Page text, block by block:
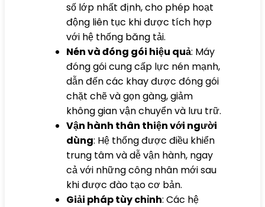
số lớp nhất định, cho phép hoạt
động liên tục khi được tích hợp
với hệ thống băng tải.
Nén và đóng gói hiệu quả: Máy
đóng gói cung cấp lực nén mạnh,
dẫn đến các khay được đóng gói
chặt chẽ và gọn gàng, giảm
không gian vận chuyển và lưu trữ.
Vận hành thân thiện với người
dùng: Hệ thống được điều khiển
trung tâm và dễ vận hành, ngay
cả với những công nhân mới sau
khi được đào tạo cơ bản.
Giải pháp tùy chỉnh: Các hệ